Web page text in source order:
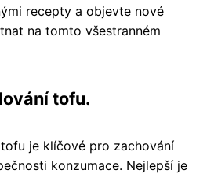
recepty a objevte nové
na tomto všestranném
tofu.
je klíčové pro zachování
konzumace. Nejlepší je